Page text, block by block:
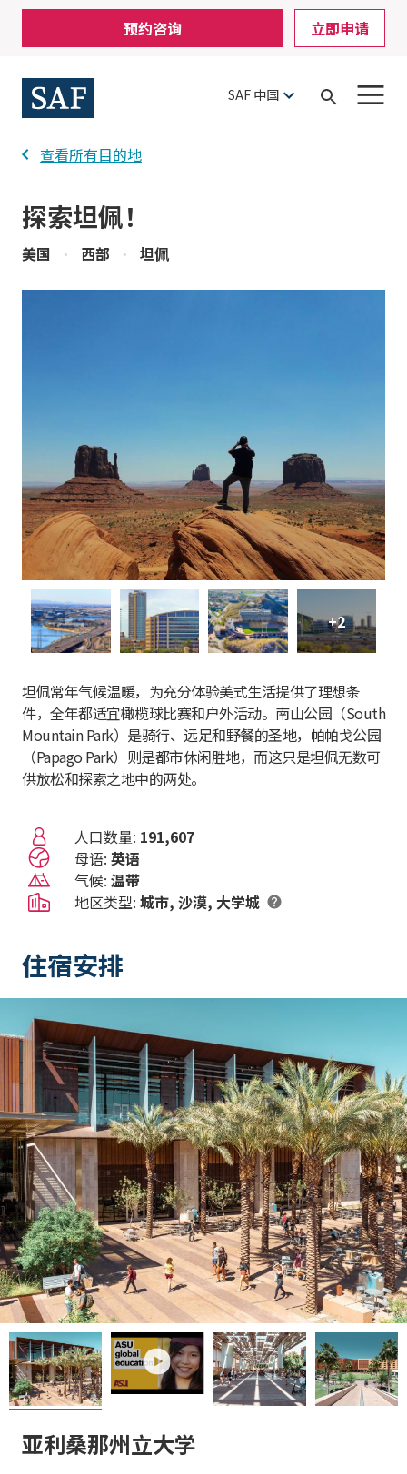
Skip
main
content
Utility
Menu
预约咨询 立即申请
SAF 中国
Open
查看所有目的地
探索坦佩！
美国 • 西部 • 坦佩
+2
坦佩常年气候温暖，为充分体验美式生活提供了理想条
件，全年都适宜橄榄球比赛和户外活动。南山公园（South
Mountain Park）是骑行、远足和野餐的圣地，帕帕戈公园
（Papago Park）则是都市休闲胜地，而这只是坦佩无数可
供放松和探索之地中的两处。
人口数量: 191,607
母语: 英语
气候: 温带
地区类型: 城市 沙漠 大学城
住宿安排
play
亚利桑那州立大学